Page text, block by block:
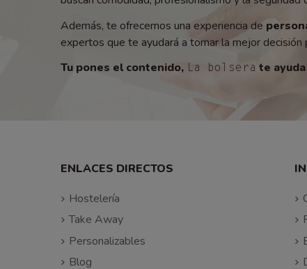
Además, te ofrecemos una experiencia de
expertos que te ayudará a tomar la mejor decisión
Tu pones el contenido, La bolsera te
ENLACES DIRECTOS
Hostelería
Take Away
Personalizables
Blog